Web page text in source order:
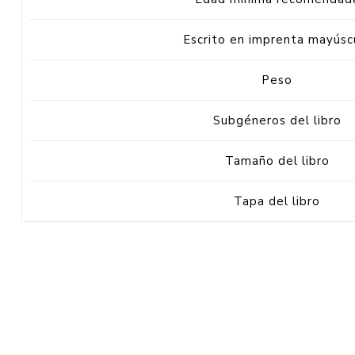
Escrito en imprenta
Peso
Subgéneros del libro
Tamaño del libro
Tapa del libro